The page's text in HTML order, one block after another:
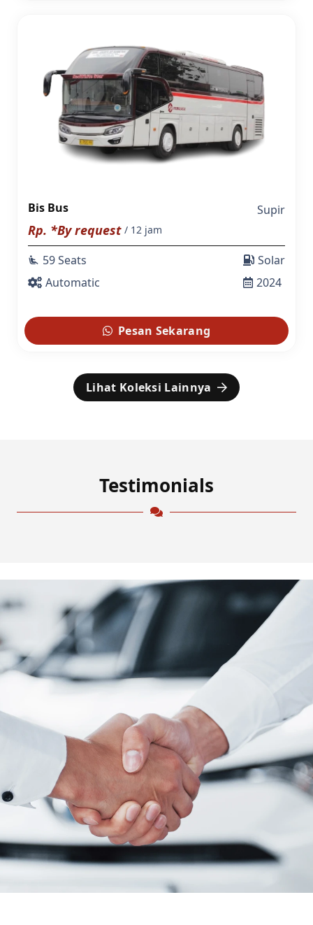
Bis Bus Supir
Rp. *By request / 12 jam
airline_seat_recline_extra 59 Seats
Automatic
Solar
2024
Pesan Sekarang
Lihat Koleksi Lainnya
Testimonials